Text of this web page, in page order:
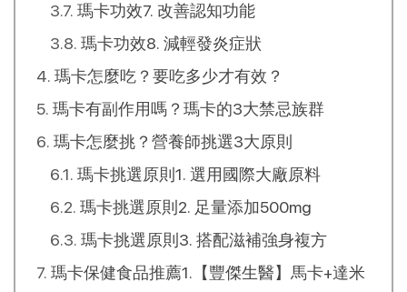
瑪卡功效7. 改善認知功能
瑪卡功效8. 減輕發炎症狀
瑪卡怎麼吃？要吃多少才有效？
瑪卡有副作用嗎？瑪卡的3大禁忌族群
瑪卡怎麼挑？營養師挑選3大原則
瑪卡挑選原則1. 選用國際大廠原料
瑪卡挑選原則2. 足量添加500mg
瑪卡挑選原則3. 搭配滋補強身複方
瑪卡保健食品推薦1.【豐傑生醫】馬卡+達米